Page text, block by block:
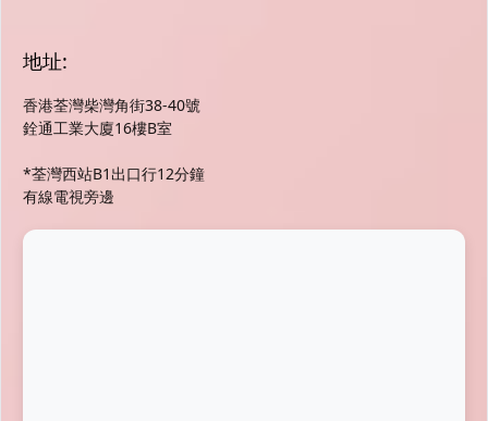
地址:
香港荃灣柴灣角街38-40號
銓通工業大廈16樓B室
*荃灣西站B1出口行12分鐘
有線電視旁邊